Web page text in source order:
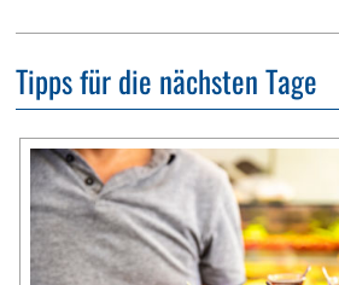
Tipps für die nächsten Tage